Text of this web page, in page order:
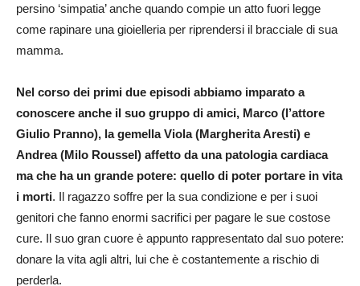
persino ‘simpatia’ anche quando compie un atto fuori legge
come rapinare una gioielleria per riprendersi il bracciale di sua
mamma.
Nel corso dei primi due episodi abbiamo imparato a
conoscere anche il suo gruppo di amici, Marco (l’attore
Giulio Pranno), la gemella Viola (Margherita Aresti) e
Andrea (Milo Roussel) affetto da una patologia cardiaca
ma che ha un grande potere: quello di poter portare in vita
i morti. Il ragazzo soffre per la sua condizione e per i suoi
genitori che fanno enormi sacrifici per pagare le sue costose
cure. Il suo gran cuore è appunto rappresentato dal suo potere:
donare la vita agli altri, lui che è costantemente a rischio di
perderla.